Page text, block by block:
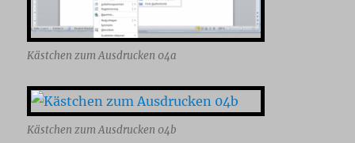
Kästchen zum Ausdrucken 04a
Kästchen zum Ausdrucken 04b